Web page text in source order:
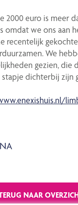
2000 euro is meer
omdat we ons aan
recentelijk gekochte
We
gezien, die
dichterbij zijn
NAAR